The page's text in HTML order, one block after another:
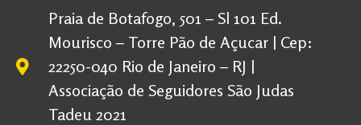
Praia de Botafogo, 501 – Sl 101 Ed.
Mourisco – Torre Pão de Açucar | Cep:
22250-040 Rio de Janeiro – RJ |
Associação de Seguidores São Judas
Tadeu 2021